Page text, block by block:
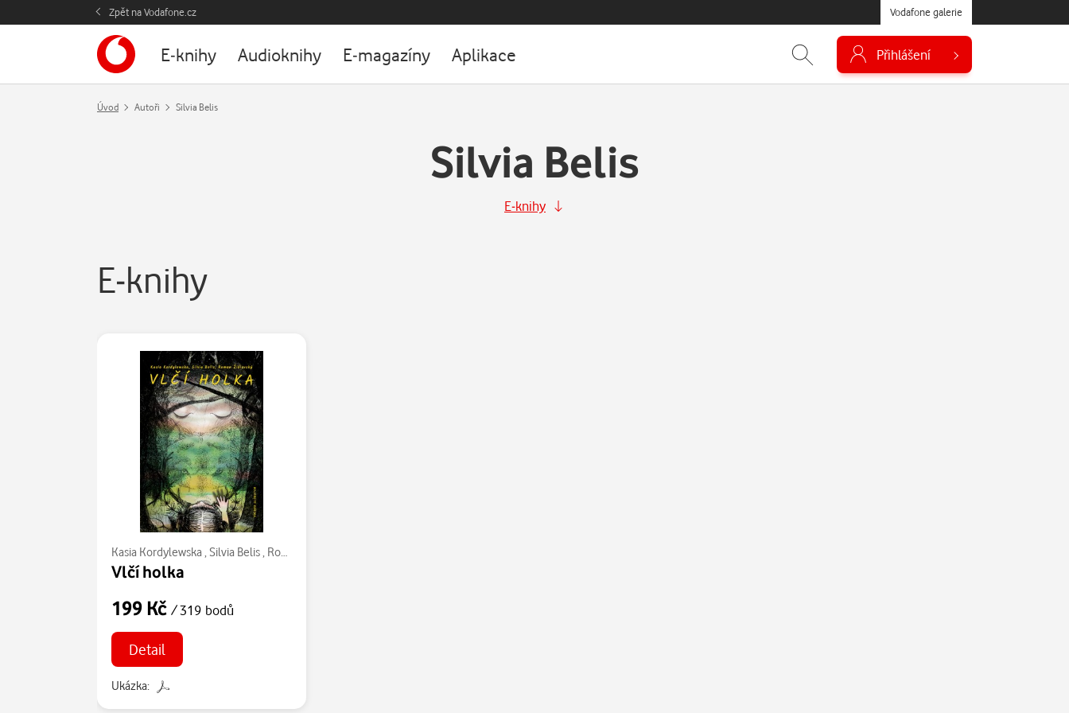
Zpět na Vodafone.cz Vodafone galerie
E-knihy Audioknihy E-magazíny Aplikace Přihlášení
Úvod Autoři Silvia Belis
Silvia Belis
E-knihy
E-knihy
Kasia Kordylewska , Silvia Belis, Roman Žižlavský
Vlčí holka
199 Kč / 319 bodů
Detail
Ukázka: